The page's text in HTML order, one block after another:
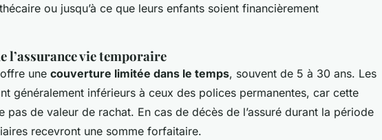
ou jusqu’à ce que leurs enfants soient financièrement
l’assurance vie temporaire
une couverture limitée dans le temps, souvent de 5 à 30 ans. Les
généralement inférieurs à ceux des polices permanentes, car cette
pas de valeur de rachat. En cas de décès de l’assuré durant la période
recevront une somme forfaitaire.